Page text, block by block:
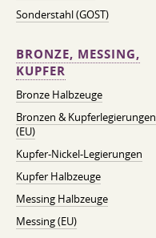
Sonderstahl (GOST)
BRONZE, MESSING,
KUPFER
Bronze Halbzeuge
Bronzen & Kupferlegierungen
(EU)
Kupfer-Nickel-Legierungen
Kupfer Halbzeuge
Messing Halbzeuge
Messing (EU)